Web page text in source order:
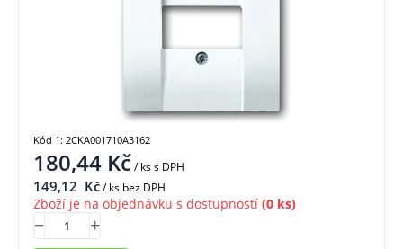
180,44 Kč/ kss DPH
149,12 Kč/ ks bez DPH
Zboží je na objednávku s dostupností (0 ks)
Kód 1: 2CKA001710A3162